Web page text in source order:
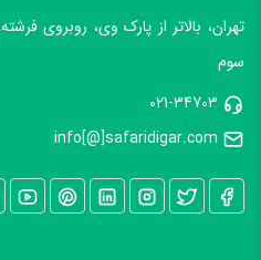
021-34703